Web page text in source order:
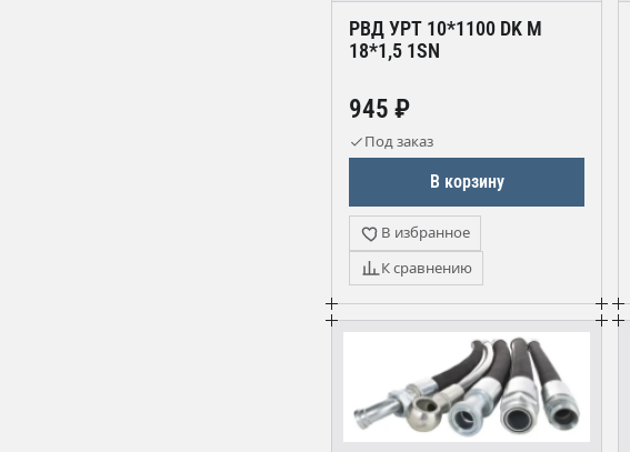
РВД УРТ 10*1100 DK М
18*1,5 1SN
945 ₽
Под заказ
В корзину
В избранное
К сравнению